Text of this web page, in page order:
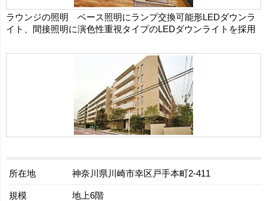
ラウンジの照明 ベース照明にランプ交換可能形LEDダウンラ
イト、間接照明に演色性重視タイプのLEDダウンライトを採用
所在地 神奈川県川崎市幸区戸手本町2-411
規模 地上6階